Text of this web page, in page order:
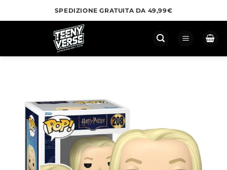
ai
SPEDIZIONE GRATUITA DA 49,99€